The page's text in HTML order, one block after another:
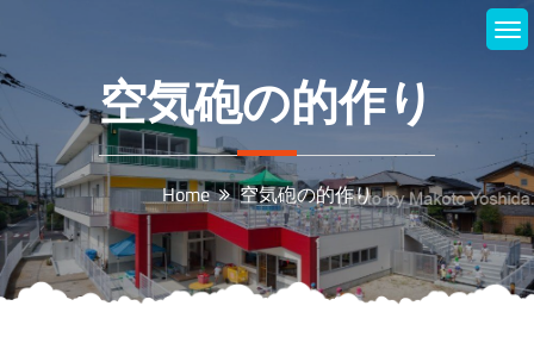
content
空気砲の的作り
Home 空気砲の的作り